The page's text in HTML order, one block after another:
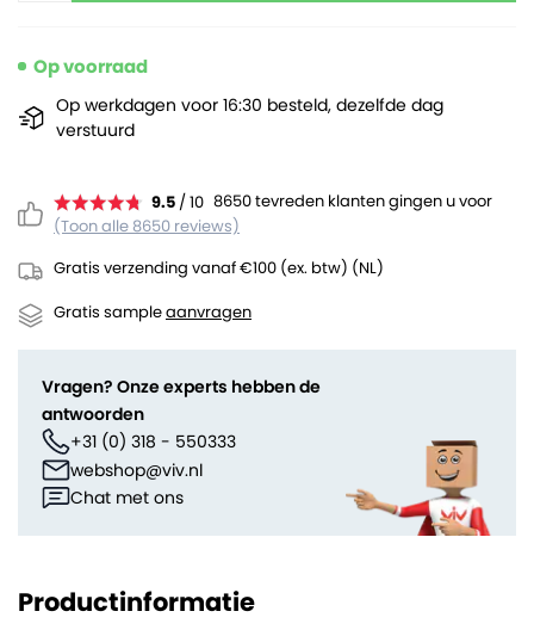
9.5 / 10 8650 tevreden klanten gingen u voor
(Toon alle 8650 reviews)
Gratis verzending vanaf €100 (ex. btw) (NL)
Gratis sampleaanvragen
Op voorraad
Op werkdagen voor 16:30 besteld, dezelfde dag
verstuurd
Vragen? Onze experts hebben de
antwoorden
+31 (0) 318 - 550333
webshop@viv.nl
Chat met ons
Productinformatie